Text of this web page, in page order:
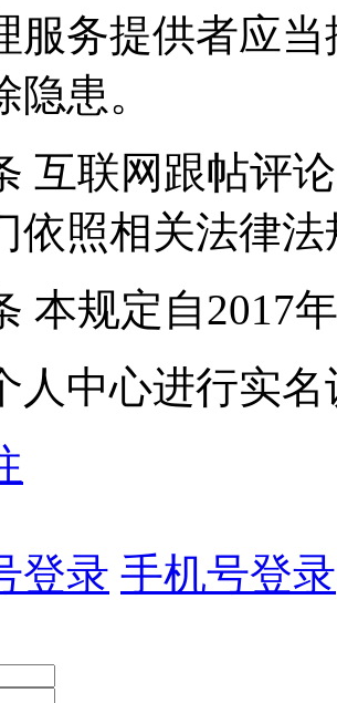
服务提供者应
患。
互联网跟帖评
依照相关法律
本规定自2017
人中心进行实名
登录 手机号登录